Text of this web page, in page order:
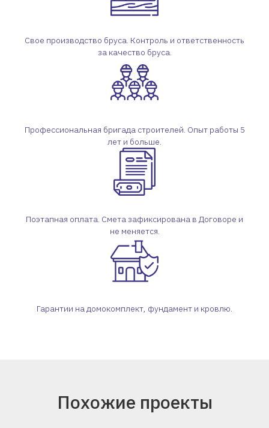
Свое производство бруса. Контроль и ответственность
за качество бруса.
Профессиональная бригада строителей. Опыт работы 5
лет и больше.
Поэтапная оплата. Смета зафиксирована в Договоре и
не меняется.
Гарантии на домокомплект, фундамент и кровлю.
Похожие проекты